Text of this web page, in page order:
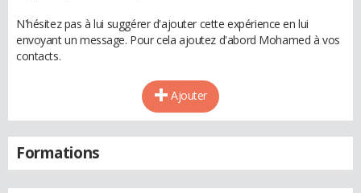
N'hésitez pas à lui suggérer d'ajouter cette expérience en lui
envoyant un message. Pour cela ajoutez d'abord Mohamed à vos
contacts.
Ajouter
Formations